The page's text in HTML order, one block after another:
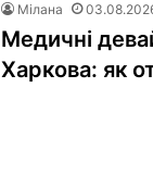
Мілана
Медичні
Харкова: як